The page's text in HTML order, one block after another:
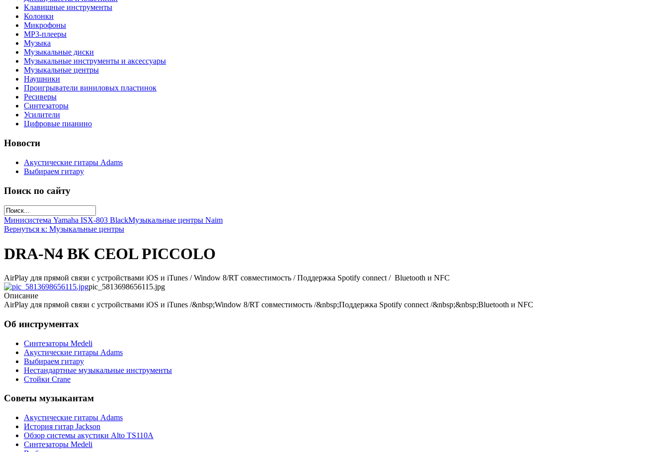
Клавишные инструменты
Колонки
Микрофоны
МР3-плееры
Музыка
Музыкальные диски
Музыкальные инструменты и аксессуары
Музыкальные центры
Наушники
Проигрыватели виниловых пластинок
Ресиверы
Синтезаторы
Усилители
Цифровые пианино
Новости
Акустические гитары Adams
Выбираем гитару
Поиск по сайту
Минисистема Yamaha ISX-803 BlackМузыкальные центры Naim
Вернуться к: Музыкальные центры
DRA-N4 BK CEOL PICCOLO
AirPlay для прямой связи с устройствами iOS и iTunes / Window 8/RT совместимость / Поддержка Spotify connect / Bluetooth и NFC
pic_5813698656115.jpg
Описание
AirPlay для прямой связи с устройствами iOS и iTunes /&nbsp;Window 8/RT совместимость /&nbsp;Поддержка Spotify connect /&nbsp;&nbsp;Bluetooth и NFC
Об инструментах
Синтезаторы Мedeli
Акустические гитары Adams
Выбираем гитару
Нестандартные музыкальные инструменты
Стойки Crane
Советы музыкантам
Акустические гитары Adams
История гитар Jackson
Обзор системы акустики Alto TS110A
Синтезаторы Мedeli